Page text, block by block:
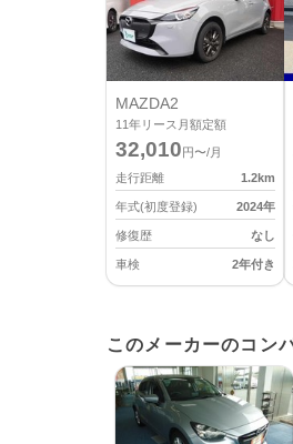
MAZDA2
11年リース月額定額
32,010 円〜/月
走行距離
1.2km
年式(初度登録) 2024年
修復歴 なし
車検 2年付き
このメーカーのコン